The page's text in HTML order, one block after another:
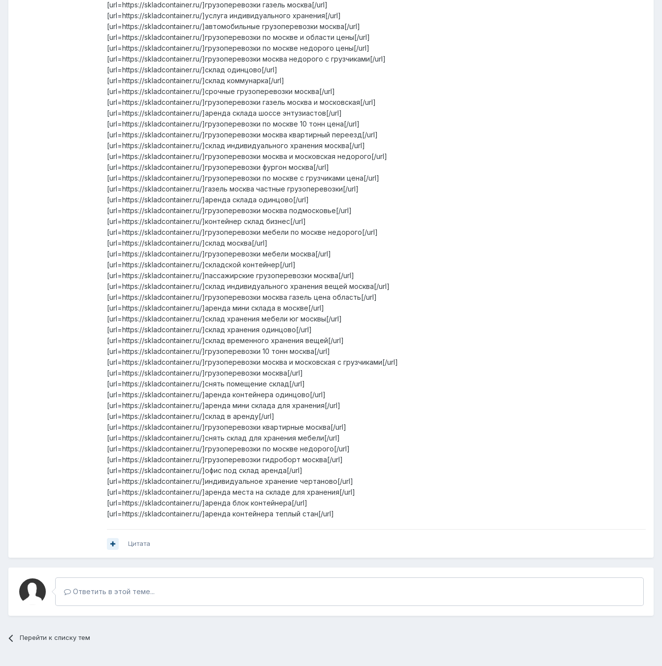
[url=https://skladcontainer.ru/]грузоперевозки газель москва[/url]
[url=https://skladcontainer.ru/]услуга индивидуального хранения[/url]
[url=https://skladcontainer.ru/]автомобильные грузоперевозки москва[/url]
[url=https://skladcontainer.ru/]грузоперевозки по москве и области цены[/url]
[url=https://skladcontainer.ru/]грузоперевозки по москве недорого цены[/url]
[url=https://skladcontainer.ru/]грузоперевозки москва недорого с грузчиками[/url]
[url=https://skladcontainer.ru/]склад одинцово[/url]
[url=https://skladcontainer.ru/]склад коммунарка[/url]
[url=https://skladcontainer.ru/]срочные грузоперевозки москва[/url]
[url=https://skladcontainer.ru/]грузоперевозки газель москва и московская[/url]
[url=https://skladcontainer.ru/]аренда склада шоссе энтузиастов[/url]
[url=https://skladcontainer.ru/]грузоперевозки по москве 10 тонн цена[/url]
[url=https://skladcontainer.ru/]грузоперевозки москва квартирный переезд[/url]
[url=https://skladcontainer.ru/]склад индивидуального хранения москва[/url]
[url=https://skladcontainer.ru/]грузоперевозки москва и московская недорого[/url]
[url=https://skladcontainer.ru/]грузоперевозки фургон москва[/url]
[url=https://skladcontainer.ru/]грузоперевозки по москве с грузчиками цена[/url]
[url=https://skladcontainer.ru/]газель москва частные грузоперевозки[/url]
[url=https://skladcontainer.ru/]аренда склада одинцово[/url]
[url=https://skladcontainer.ru/]грузоперевозки москва подмосковье[/url]
[url=https://skladcontainer.ru/]контейнер склад бизнес[/url]
[url=https://skladcontainer.ru/]грузоперевозки мебели по москве недорого[/url]
[url=https://skladcontainer.ru/]склад москва[/url]
[url=https://skladcontainer.ru/]грузоперевозки мебели москва[/url]
[url=https://skladcontainer.ru/]складской контейнер[/url]
[url=https://skladcontainer.ru/]пассажирские грузоперевозки москва[/url]
[url=https://skladcontainer.ru/]склад индивидуального хранения вещей москва[/url]
[url=https://skladcontainer.ru/]грузоперевозки москва газель цена область[/url]
[url=https://skladcontainer.ru/]аренда мини склада в москве[/url]
[url=https://skladcontainer.ru/]склад хранения мебели юг москвы[/url]
[url=https://skladcontainer.ru/]склад хранения одинцово[/url]
[url=https://skladcontainer.ru/]склад временного хранения вещей[/url]
[url=https://skladcontainer.ru/]грузоперевозки 10 тонн москва[/url]
[url=https://skladcontainer.ru/]грузоперевозки москва и московская с грузчиками[/url]
[url=https://skladcontainer.ru/]грузоперевозки москва[/url]
[url=https://skladcontainer.ru/]снять помещение склад[/url]
[url=https://skladcontainer.ru/]аренда контейнера одинцово[/url]
[url=https://skladcontainer.ru/]аренда мини склада для хранения[/url]
[url=https://skladcontainer.ru/]склад в аренду[/url]
[url=https://skladcontainer.ru/]грузоперевозки квартирные москва[/url]
[url=https://skladcontainer.ru/]снять склад для хранения мебели[/url]
[url=https://skladcontainer.ru/]грузоперевозки по москве недорого[/url]
[url=https://skladcontainer.ru/]грузоперевозки гидроборт москва[/url]
[url=https://skladcontainer.ru/]офис под склад аренда[/url]
[url=https://skladcontainer.ru/]индивидуальное хранение чертаново[/url]
[url=https://skladcontainer.ru/]аренда места на складе для хранения[/url]
[url=https://skladcontainer.ru/]аренда блок контейнера[/url]
[url=https://skladcontainer.ru/]аренда контейнера теплый стан[/url]
Цитата
Ответить в этой теме...
Перейти к списку тем